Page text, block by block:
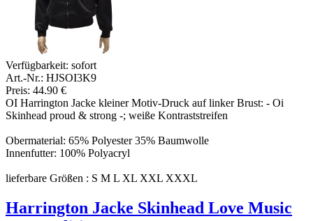
Verfügbarkeit: sofort
Art.-Nr.: HJSOI3K9
Preis: 44.90 €
OI Harrington Jacke kleiner Motiv-Druck auf linker Brust: - Oi
Skinhead proud & strong -; weiße Kontraststreifen
Obermaterial: 65% Polyester 35% Baumwolle
Innenfutter: 100% Polyacryl
lieferbare Größen : S M L XL XXL XXXL
Harrington Jacke Skinhead Love Music